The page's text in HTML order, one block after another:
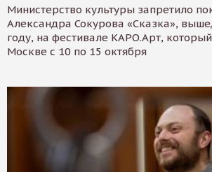
Министерство культуры запретило
Александра Сокурова «Сказка»,
году, на фестивале КАРО.Арт,
Москве с 10 по 15 октября